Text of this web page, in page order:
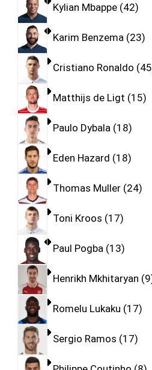
Kylian Mbappe 42
Karim Benzema 23
Cristiano Ronaldo 45
Matthijs de Ligt 15
Paulo Dybala 18
Eden Hazard 18
Thomas Muller 24
Toni Kroos 17
Paul Pogba 13
Henrikh Mkhitaryan 9
Romelu Lukaku 17
Sergio Ramos 17